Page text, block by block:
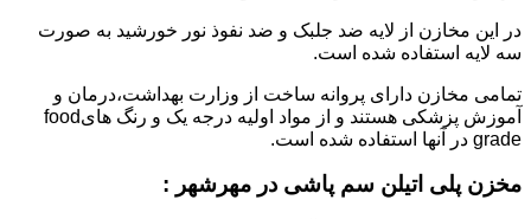
در این مخازن از لایه ضد جلبک و ضد نفوذ نور خورشید به صورت
سه لایه استفاده شده است.
تمامی مخازن دارای پروانه ساخت از وزارت بهداشت،درمان و
آموزش پزشکی هستند و از مواد اولیه درجه یک و رنگ هایfood
grade در آنها استفاده شده است.
مخزن پلی اتیلن سم پاشی در مهرشهر :